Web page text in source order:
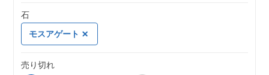
石
モスアゲート
売り切れ